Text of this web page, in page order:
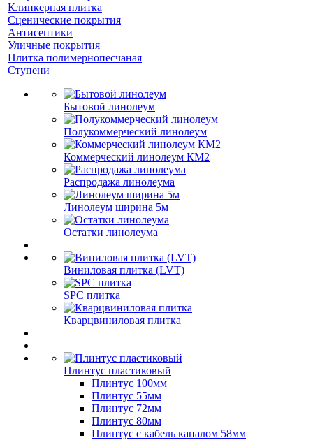
Клинкерная плитка
Сценические покрытия
Антисептики
Уличные покрытия
Плитка полимернопесчаная
Ступени
Бытовой линолеум
Полукоммерческий линолеум
Коммерческий линолеум КМ2
Распродажа линолеума
Линолеум ширина 5м
Остатки линолеума
Виниловая плитка (LVT)
SPC плитка
Кварцвиниловая плитка
Плинтус пластиковый
Плинтус 100мм
Плинтус 55мм
Плинтус 72мм
Плинтус 80мм
Плинтус с кабель каналом 58мм